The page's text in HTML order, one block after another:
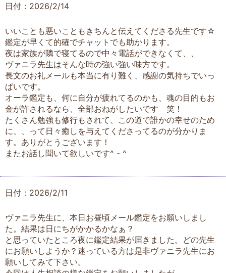
日付：2026/2/14
いいことも悪いこともきちんと伝えてくださる先生です☆
鑑定が早くて的確でチャットでも助かります。
夜は家族が隣で寝てるので中々電話ができなくて、、
ヴァニラ先生はそんな時の強い強い味方です。
長文のお礼メールも本当に有り難く、感謝の気持ちでいっ
ぱいです。
オーラ鑑定も、何に自分が疲れてるのかも、魂の目的もお
金が許されるなら、全部おねがしたいです 笑！
たくさん勉強も修行もされて、この道で誰かの幸せのため
に、、って日々癒しを与えてくださってるのが分かりま
す。ありがとうございます！
またお話し聞いて欲しいです^ - ^
日付：2026/2/11
ヴァニラ先生に、本日お昼頃メール鑑定をお願いしまし
た。結果は日にちがかかるかなぁ？
と思っていたところ夜に鑑定結果が届きました。どの先生
にお願いしようか？迷っている方は是非ヴァニラ先生にお
願いしてみて下さい。